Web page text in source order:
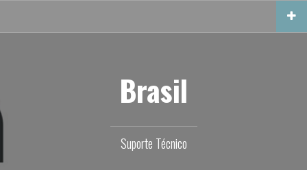
content
Brasil
Suporte Técnico